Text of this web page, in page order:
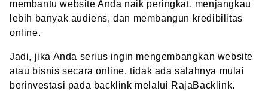
membantu website Anda naik peringkat, menjangkau
lebih banyak audiens, dan membangun kredibilitas
online.
Jadi, jika Anda serius ingin mengembangkan website
atau bisnis secara online, tidak ada salahnya mulai
berinvestasi pada backlink melalui RajaBacklink.